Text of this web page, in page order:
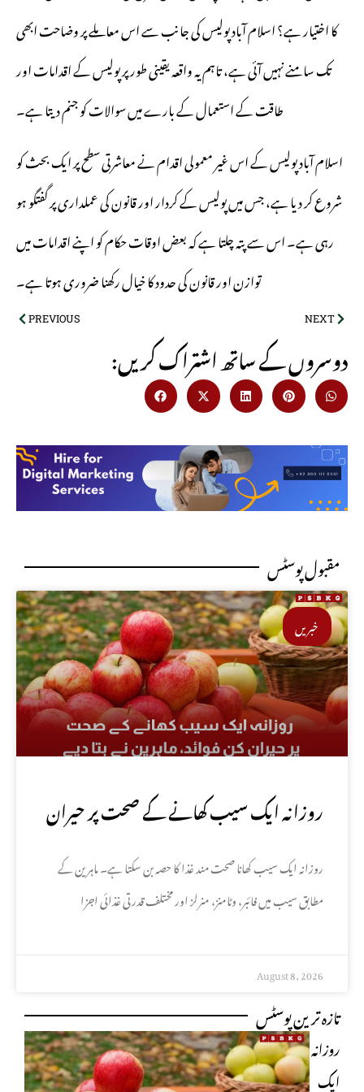
کا اختیار ہے؟ اسلام آباد پولیس کی جانب سے اس معاملے پر وضاحت ابھی
تک سامنے نہیں آئی ہے، تاہم یہ واقعہ یقینی طور پر پولیس کے اقدامات اور
طاقت کے استعمال کے بارے میں سوالات کو جنم دیتا ہے۔
اسلام آباد پولیس کے اس غیر معمولی اقدام نے معاشرتی سطح پر ایک بحث کو
شروع کر دیا ہے، جس میں پولیس کے کردار اور قانون کی عملداری پر گفتگو ہو
رہی ہے۔ اس سے پتہ چلتا ہے کہ بعض اوقات حکام کو اپنے اقدامات میں
توازن اور قانون کی حدود کا خیال رکھنا ضروری ہوتا ہے۔
PREVIOUS NEXT
:دوسروں کے ساتھ اشتراک کریں
مقبول پوسٹس
خبریں
روزانہ ایک سیب کھانے کے صحت پر حیران
کن فوائد، ماہرین نے بتا دیے
روزانہ ایک سیب کھانا صحت مند غذا کا حصہ بن سکتا ہے۔ ماہرین کے
مطابق سیب میں فائبر، وٹامنز، منرلز اور مختلف قدرتی غذائی اجزا
August 8, 2026
تازہ ترین پوسٹس
روزانہ
ایک